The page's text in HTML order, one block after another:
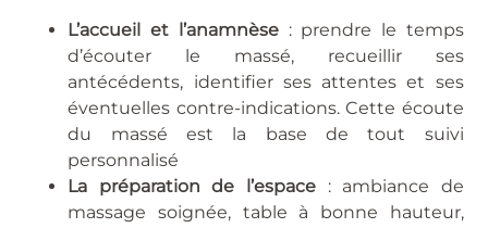
L’accueil et l’anamnèse: prendre le temps
d’écouter le massé, recueillir ses
antécédents, identifier ses attentes et ses
éventuelles contre-indications. Cette écoute
du massé est la base de tout suivi
personnalisé
La préparation de l’espace : ambiance de
massage soignée, table à bonne hauteur,